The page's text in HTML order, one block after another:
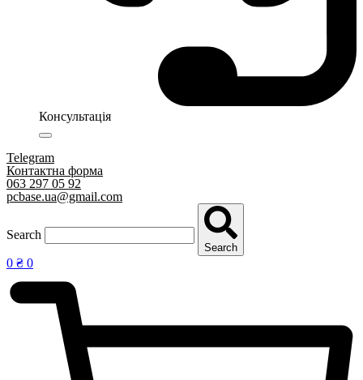
Консультація
Telegram
Контактна форма
063 297 05 92
pcbase.ua@gmail.com
Search
Search
0 ₴ 0